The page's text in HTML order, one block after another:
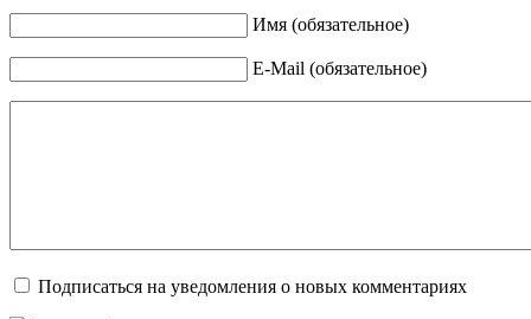
Имя (обязательное)
E-Mail (обязательное)
Подписаться на уведомления о новых комментариях